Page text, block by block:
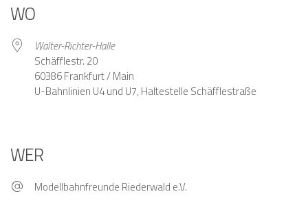
WO
Walter-Richter-Halle
Schäfflestr. 20
60386 Frankfurt / Main
U-Bahnlinien U4 und U7, Haltestelle Schäfflestraße
WER
Modellbahnfreunde Riederwald e.V.